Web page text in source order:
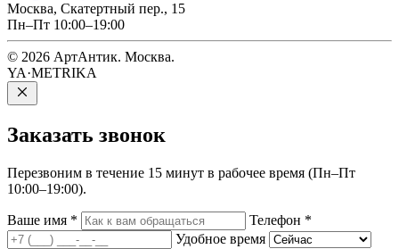
Москва, Скатертный пер., 15
Пн–Пт 10:00–19:00
© 2026 АртАнтик. Москва.
YA·METRIKA
Заказать звонок
Перезвоним в течение 15 минут в рабочее время (Пн–Пт
10:00–19:00).
Ваше имя * Телефон *
Удобное время